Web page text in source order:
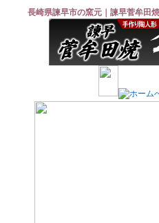
長崎県諫早市の窯元｜諫早菅牟田